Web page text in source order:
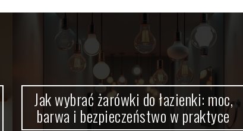
Jak wybrać żarówki do łazienki: moc,
barwa i bezpieczeństwo w praktyce